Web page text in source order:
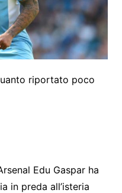
riportato poco
Edu Gaspar ha
in preda all’isteria